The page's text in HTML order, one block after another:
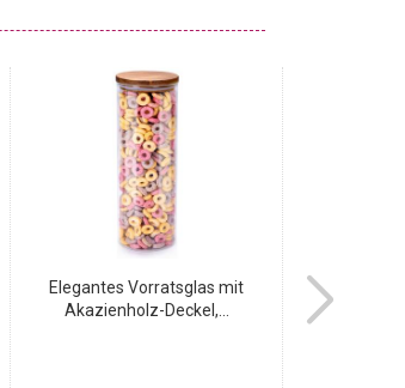
Elegantes Vorratsglas mit
Akazienholz-Deckel,...